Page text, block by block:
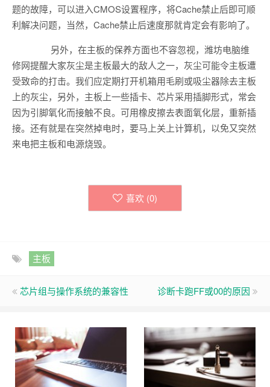
题的故障，可以进入CMOS设置程序，将Cache禁止后即可顺
利解决问题，当然，Cache禁止后速度那就肯定会有影响了。
另外，在主板的保养方面也不容忽视，潍坊电脑维
修网提醒大家灰尘是主板最大的敌人之一，灰尘可能令主板遭
受致命的打击。我们应定期打开机箱用毛刷或吸尘器除去主板
上的灰尘，另外，主板上一些插卡、芯片采用插脚形式，常会
因为引脚氧化而接触不良。可用橡皮擦去表面氧化层，重新插
接。还有就是在突然掉电时，要马上关上计算机，以免又突然
来电把主板和电源烧毁。
喜欢 (0)
主板
芯片组与操作系统的兼容性 诊断卡跑FF或00的原因